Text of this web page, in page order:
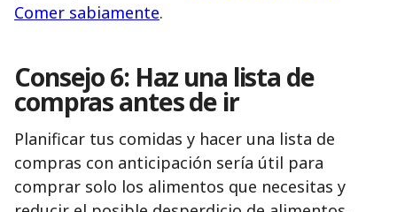
Comer sabiamente.
Consejo 6: Haz una lista de
compras antes de ir
Planificar tus comidas y hacer una lista de
compras con anticipación sería útil para
comprar solo los alimentos que necesitas y